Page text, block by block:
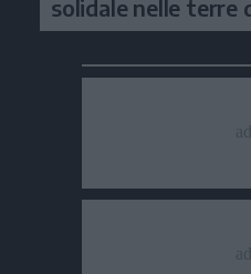
solidale nelle terre